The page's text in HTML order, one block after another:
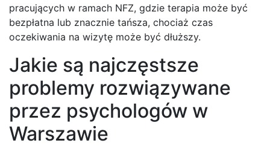
pracujących w ramach NFZ, gdzie terapia może być
bezpłatna lub znacznie tańsza, chociaż czas
oczekiwania na wizytę może być dłuższy.
Jakie są najczęstsze
problemy rozwiązywane
przez psychologów w
Warszawie